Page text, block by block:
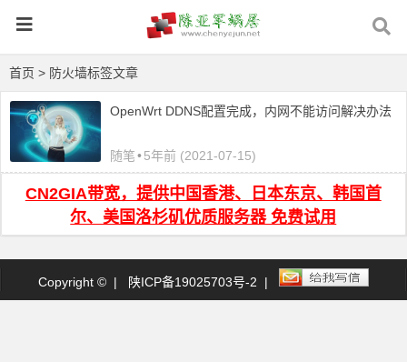
首页 > 防火墙标签文章
OpenWrt DDNS配置完成，内网不能访问解决办法
随笔•5年前 (2021-07-15)
CN2GIA带宽，提供中国香港、日本东京、韩国首
尔、美国洛杉矶优质服务器 免费试用
Copyright © | 陕ICP备19025703号-2 |